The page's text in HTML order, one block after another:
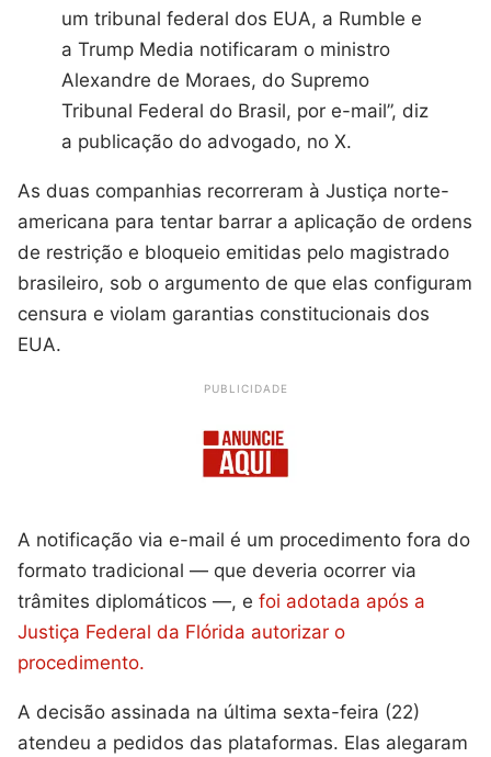
um tribunal federal dos EUA, a Rumble e
a Trump Media notificaram o ministro
Alexandre de Moraes, do Supremo
Tribunal Federal do Brasil, por e-mail”, diz
a publicação do advogado, no X.
As duas companhias recorreram à Justiça norte-
americana para tentar barrar a aplicação de ordens
de restrição e bloqueio emitidas pelo magistrado
brasileiro, sob o argumento de que elas configuram
censura e violam garantias constitucionais dos
EUA.
PUBLICIDADE
A notificação via e-mail é um procedimento fora do
formato tradicional — que deveria ocorrer via
trâmites diplomáticos —, e foi adotada após a
Justiça Federal da Flórida autorizar o
procedimento.
A decisão assinada na última sexta-feira (22)
atendeu a pedidos das plataformas. Elas alegaram